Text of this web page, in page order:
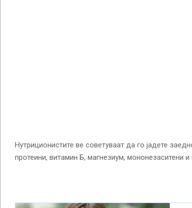
Нутриционистите ве советуваат да го јадете
протеини, витамин Б, магнезиум, мононезаситени